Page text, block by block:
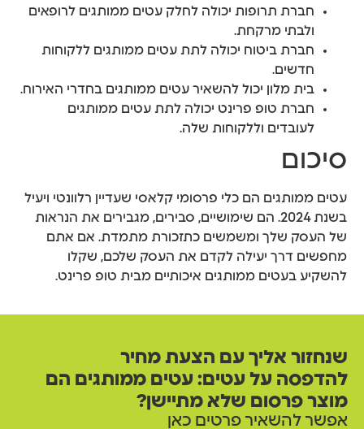
שנחזור אליך עם הצעת מחיר
להדפסה על עטים: עטים ממותגים הם
מוצר פרסום שלא מתיישן?
אפשר להשאיר פרטים כאן
חברת תרופות יכולה לחלק עטים ממותגים לרופאים
ולבתי מרקחת.
חברת ביטוח יכולה לתת עטים ממותגים ללקוחות
חדשים.
בית מלון יכול להשאיר עטים ממותגים בחדרי האירוח.
חברת טופ פרינט יכולה לתת עטים ממותגים
לעובדים וללקוחות שלה.
סיכום
עטים ממותגים הם כלי פרסומי קלאסי שעדיין רלוונטי ויעיל
בשנת 2024. הם שימושיים, סבירים, מגבירים את הנראות
של העסק שלך ומשמשים כתזכורת מתמדת. אם אתם
מחפשים דרך יעילה לקדם את העסק שלכם, שקלו
להשקיע בעטים ממותגים איכותיים מבית טופ פרינט.